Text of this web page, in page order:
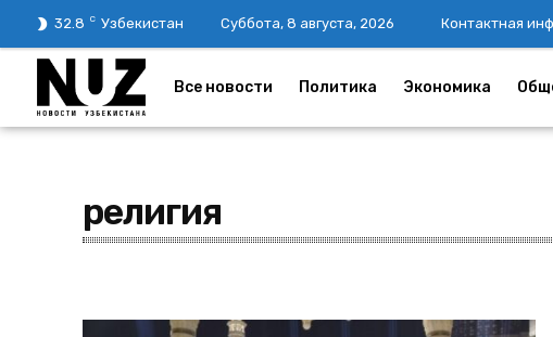
32.8 C Узбекистан Суббота, 8 августа, 2026 Контактная
Все новости Политика Экономика
религия